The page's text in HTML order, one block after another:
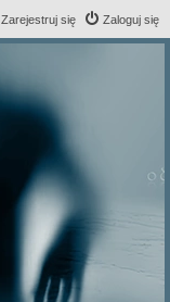
Zaloguj się
Zarejestruj się